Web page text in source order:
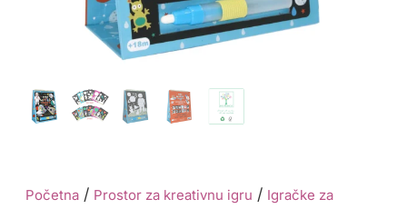
Početna/ Prostor za kreativnu igru / Igračke za